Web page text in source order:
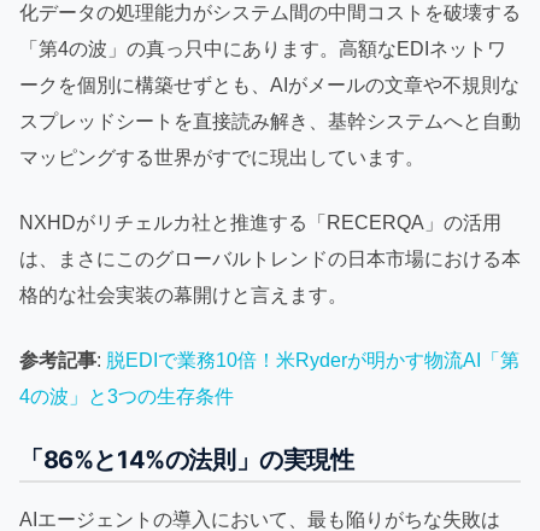
化データの処理能力がシステム間の中間コストを破壊する
「第4の波」の真っ只中にあります。高額なEDIネットワ
ークを個別に構築せずとも、AIがメールの文章や不規則な
スプレッドシートを直接読み解き、基幹システムへと自動
マッピングする世界がすでに現出しています。
NXHDがリチェルカ社と推進する「RECERQA」の活用
は、まさにこのグローバルトレンドの日本市場における本
格的な社会実装の幕開けと言えます。
参考記事: 脱EDIで業務10倍！米Ryderが明かす物流AI「第
4の波」と3つの生存条件
「86%と14%の法則」の実現性
AIエージェントの導入において、最も陥りがちな失敗は